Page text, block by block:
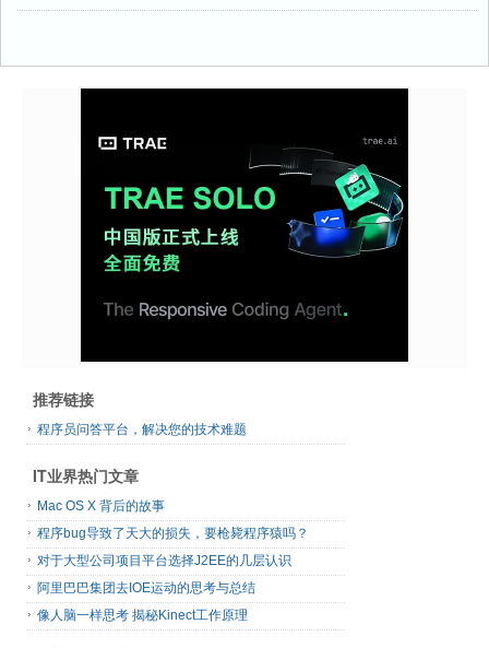
推荐链接
程序员问答平台，解决您的技术难题
IT业界热门文章
Mac OS X 背后的故事
程序bug导致了天大的损失，要枪毙程序猿吗？
对于大型公司项目平台选择J2EE的几层认识
阿里巴巴集团去IOE运动的思考与总结
像人脑一样思考 揭秘Kinect工作原理